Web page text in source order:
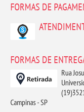
FORMAS DE
FORMAS DE
Rua
Campinas - SP